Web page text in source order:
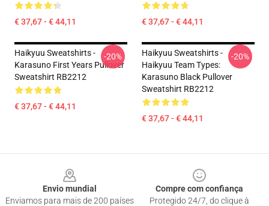
€ 37,67 - € 44,11 € 37,67 - € 44,11
Haikyuu Sweatshirts -
Karasuno First Years Pullover
Sweatshirt RB2212
€ 37,67 - € 44,11
-20%
Haikyuu Sweatshirts -
Haikyuu Team Types:
Karasuno Black Pullover
Sweatshirt RB2212
€ 37,67 - € 44,11
-20%
Envio mundial
Enviamos para mais de 200 países
Compre com confiança
Protegido 24/7, do clique à